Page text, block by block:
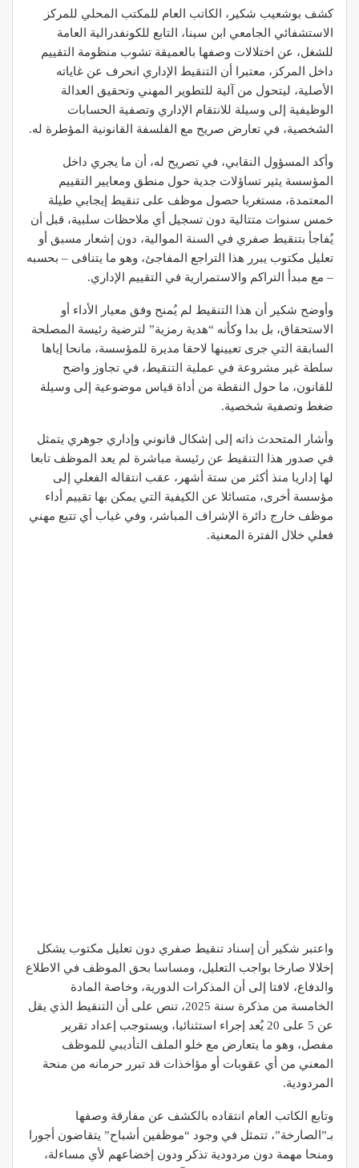
كشف بوشعيب شكير، الكاتب العام للمكتب المحلي للمركز
الاستشفائي الجامعي ابن سينا، التابع للكونفدرالية العامة
للشغل، عن اختلالات وصفها بالعميقة تشوب منظومة التقييم
داخل المركز، معتبرا أن التنقيط الإداري انحرف عن غاياته
الأصلية، ليتحول من آلية للتطوير المهني وتحقيق العدالة
الوظيفية إلى وسيلة للانتقام الإداري وتصفية الحسابات
الشخصية، في تعارض صريح مع الفلسفة القانونية المؤطرة له.
وأكد المسؤول النقابي، في تصريح له، أن ما يجري داخل
المؤسسة يثير تساؤلات جدية حول منطق ومعايير التقييم
المعتمدة، مستغربا حصول موظف على تنقيط إيجابي طيلة
خمس سنوات متتالية دون تسجيل أي ملاحظات سلبية، قبل أن
يُفاجأ بتنقيط صفري في السنة الموالية، دون إشعار مسبق أو
تعليل مكتوب يبرر هذا التراجع المفاجئ، وهو ما يتنافى – بحسبه
– مع مبدأ التراكم والاستمرارية في التقييم الإداري.
وأوضح شكير أن هذا التنقيط لم يُمنح وفق معيار الأداء أو
الاستحقاق، بل بدا وكأنه “هدية رمزية” لترضية رئيسة المصلحة
السابقة التي جرى تعيينها لاحقا مديرة للمؤسسة، مانحا إياها
سلطة غير مشروعة في عملية التنقيط، في تجاوز واضح
للقانون، ما حول النقطة من أداة قياس موضوعية إلى وسيلة
ضغط وتصفية شخصية.
وأشار المتحدث ذاته إلى إشكال قانوني وإداري جوهري يتمثل
في صدور هذا التنقيط عن رئيسة مباشرة لم يعد الموظف تابعا
لها إداريا منذ أكثر من ستة أشهر، عقب انتقاله الفعلي إلى
مؤسسة أخرى، متسائلا عن الكيفية التي يمكن بها تقييم أداء
موظف خارج دائرة الإشراف المباشر، وفي غياب أي تتبع مهني
فعلي خلال الفترة المعنية.
واعتبر شكير أن إسناد تنقيط صفري دون تعليل مكتوب يشكل
إخلالا صارخا بواجب التعليل، ومساسا بحق الموظف في الاطلاع
والدفاع، لافتا إلى أن المذكرات الدورية، وخاصة المادة
الخامسة من مذكرة سنة 2025، تنص على أن التنقيط الذي يقل
عن 5 على 20 يُعد إجراء استثنائيا، ويستوجب إعداد تقرير
مفصل، وهو ما يتعارض مع خلو الملف التأديبي للموظف
المعني من أي عقوبات أو مؤاخذات قد تبرر حرمانه من منحة
المردودية.
وتابع الكاتب العام انتقاده بالكشف عن مفارقة وصفها
بـ”الصارخة”، تتمثل في وجود “موظفين أشباح” يتقاضون أجورا
ومنحا مهمة دون مردودية تذكر ودون إخضاعهم لأي مساءلة،